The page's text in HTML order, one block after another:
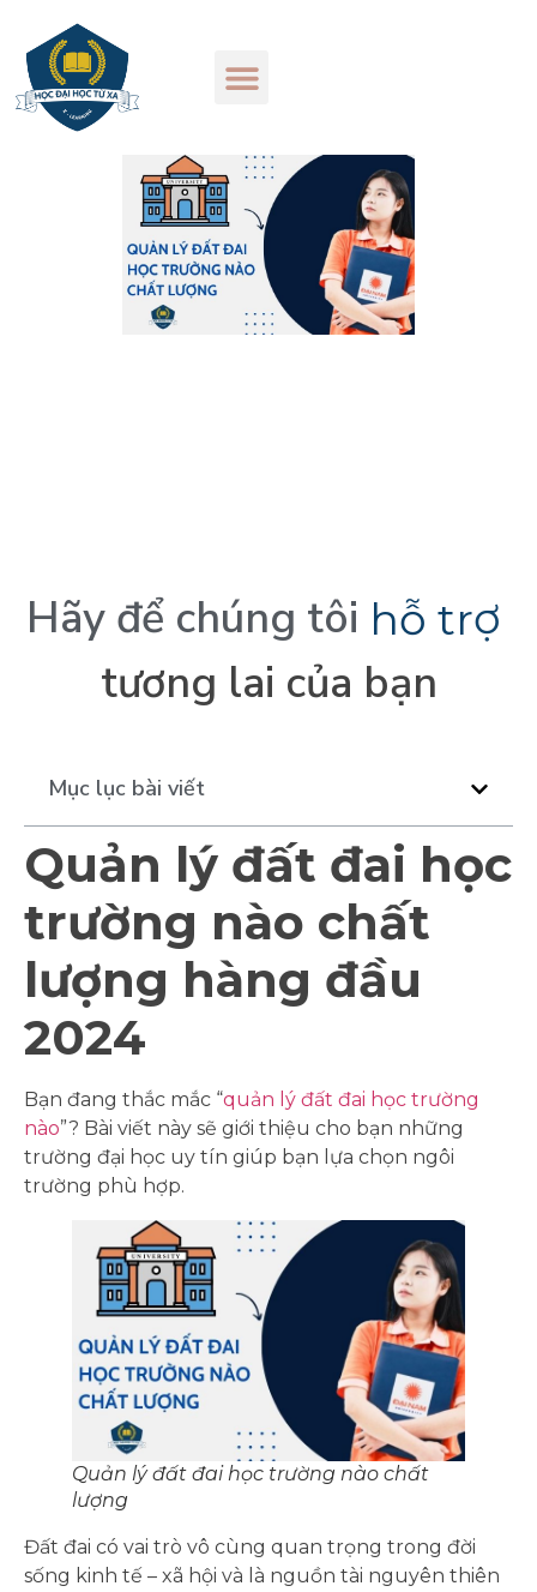
Hãy để chúng tôi hỗ trợ
tương lai của bạn
Mục lục bài viết
Quản lý đất đai học
trường nào chất
lượng hàng đầu
2024
Bạn đang thắc mắc “quản lý đất đai học trường
nào”? Bài viết này sẽ giới thiệu cho bạn những
trường đại học uy tín giúp bạn lựa chọn ngôi
trường phù hợp.
Quản lý đất đai học trường nào chất
lượng
Đất đai có vai trò vô cùng quan trọng trong đời
sống kinh tế – xã hội và là nguồn tài nguyên thiên